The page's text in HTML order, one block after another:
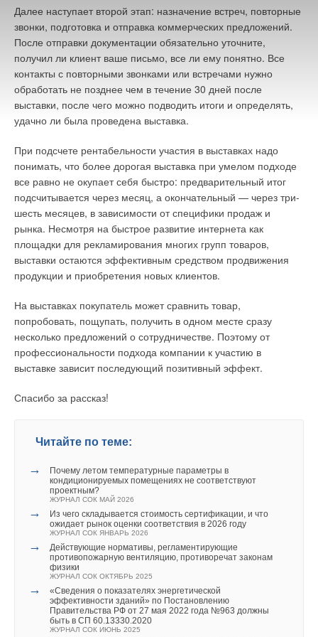
Далее наступает второй этап: назначение встреч, повторные
звонки, подготовка и отправка коммерческих предложений.
После отправки документации обязательно уточните,
получил ли клиент ваше письмо, все ли ему понятно. Все
контакты с повторными звонками или встречами нужно
обработать не позднее чем в течение 30 дней после
выставки, после чего можно подводить итоги и определять,
удачно ли была проведена выставка.
При подсчете рентабельности участия в выставках надо
понимать, что более дорогая выставка при умелом подходе
все равно не окупает себя быстро: предварительный итог
подсчитывается через месяц, а окончательный — через три-
шесть месяцев, в зависимости от специфики продаж и
рынка. Несмотря на быстрое развитие интернета как
площадки для рекламирования многих групп товаров,
выставки остаются эффективным средством продвижения
продукции и приобретения новых клиентов.
На выставках покупатель может сравнить товар,
попробовать, пощупать, получить в одном месте сразу
несколько предложений о сотрудничестве. Поэтому от
профессиональности подхода компании к участию в
выставке зависит последующий позитивный эффект.
Спасибо за рассказ!
Читайте по теме:
→
Почему летом температурные параметры в
кондиционируемых помещениях не соответствуют
проектным?
ЖУРНАЛ СОК МАЙ 2026
→
Из чего складывается стоимость сертификации, и что
ожидает рынок оценки соответствия в 2026 году
ЖУРНАЛ СОК ЯНВАРЬ 2026
→
Действующие нормативы, регламентирующие
противопожарную вентиляцию, противоречат законам
физики
ЖУРНАЛ СОК ОКТЯБРЬ 2025
→
«Сведения о показателях энергетической
эффективности зданий» по Постановлению
Правительства РФ от 27 мая 2022 года №963 должны
быть в СП 60.13330.2020
ЖУРНАЛ СОК ИЮНЬ 2025
где Lp1 — уровень звукового давления снаружи у стены
дома, дБ(А). Требуемая звукоизоляция стены, которая
определяется звукоизоляцией окна, рассчитывается по
формуле [дБ(А)]:
Окончательно имеем [дБ(А)]:
где k — коэффициент, учитывающий нарушение диффузного
звукового поля в помещении [1].Если источник шума и
расчетная точка расположены на территории, расстояние
между которыми больше удвоенного максимального размера
источника шума (r1 > 2lmax) и между ними нет препятствий,
экранизирующих шум или отражающих шум в направлении
расчетной точки (снаружи на расстоянии 2 м от
ограждающей конструкции), то октавные уровни звукового
давления Lp1 [дБ(А)] в этой расчетной точке следует
при точечном источнике шума (отдельная установка на
территории, трансформатор и т.д.) — по формуле:
при протяженном источнике ограниченного размера
(стена производственного здания, цепочка шахт
здания, трансформаторская подстанция с большим
В этих формулах значения величин F, W — то же, что и в
ключевой формуле строительной акустики [1], а значения
величины затухания звука в атмосфере βa [дБ(А)/км]
принимаются отдельно. Эквивалентные уровни звука у
фасада здания при наиболее интенсивном движении
транспорта (в дневное время, «часпик») Lp1 = LAэкв [дБ(А)]
могут быть измерены [10] или рассчитаны [7].
Второй метод незаменим для уникальных строительных
сооружений, где нет хорошего прототипа. Он более
трудоемок, чем первый; требует экспериментального